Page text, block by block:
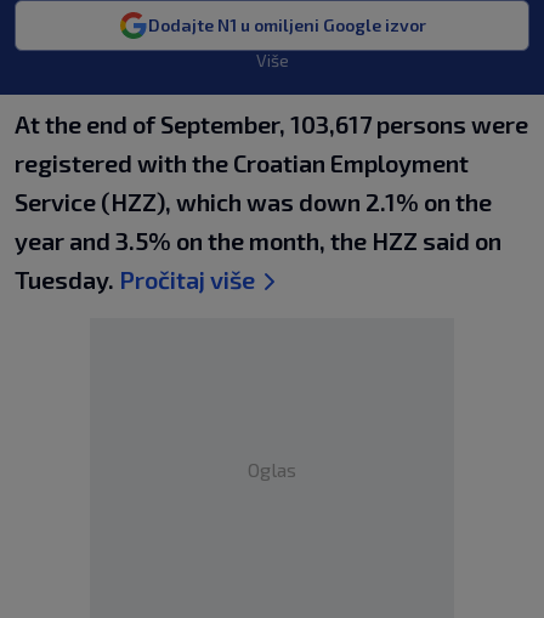
Dodajte N1 u omiljeni Google izvor
Više
At the end of September, 103,617 persons were
registered with the Croatian Employment
Service (HZZ), which was down 2.1% on the
year and 3.5% on the month, the HZZ said on
Tuesday. Pročitaj više
Oglas